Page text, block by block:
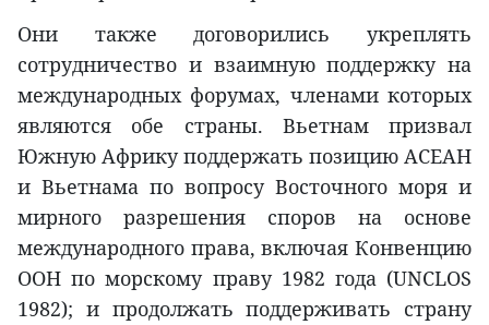
Они также договорились укреплять
сотрудничество и взаимную поддержку на
международных форумах, членами которых
являются обе страны. Вьетнам призвал
Южную Африку поддержать позицию АСЕАН
и Вьетнама по вопросу Восточного моря и
мирного разрешения споров на основе
международного права, включая Конвенцию
ООН по морскому праву 1982 года (UNCLOS
1982); и продолжать поддерживать страну